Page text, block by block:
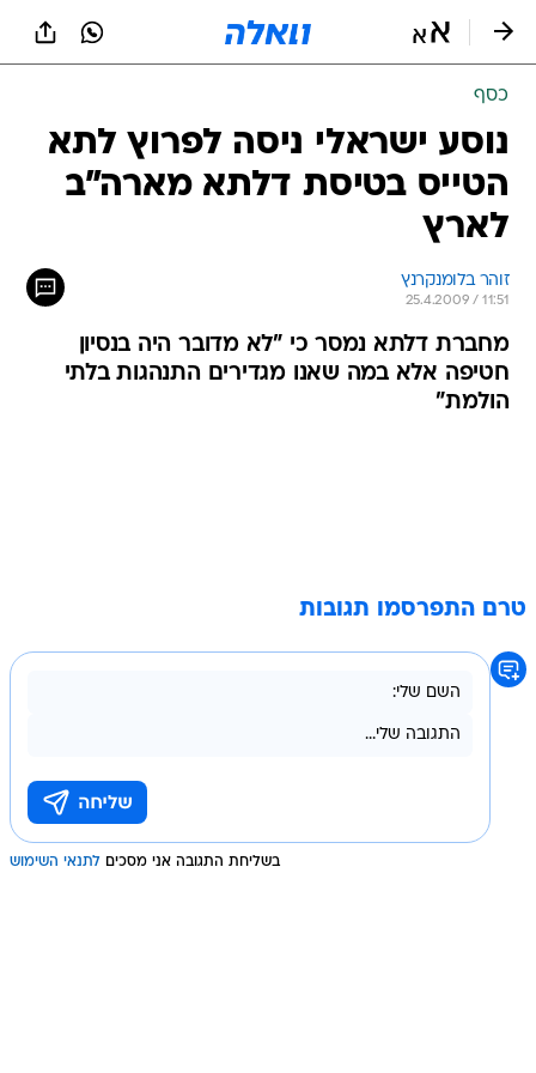
כסף
נוסע ישראלי ניסה לפרוץ לתא
הטייס בטיסת דלתא מארה"ב
לארץ
זוהר בלומנקרנץ
25.4.2009 / 11:51
מחברת דלתא נמסר כי "לא מדובר היה בנסיון
חטיפה אלא במה שאנו מגדירים התנהגות בלתי
הולמת"
טרם התפרסמו תגובות
בשליחת התגובה אני מסכים לתנאי השימוש